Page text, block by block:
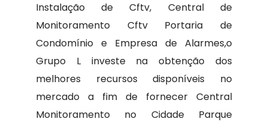
Instalação de Cftv, Central de
Monitoramento Cftv Portaria de
Condomínio e Empresa de Alarmes,o
Grupo L investe na obtenção dos
melhores recursos disponíveis no
mercado a fim de fornecer Central
Monitoramento no Cidade Parque